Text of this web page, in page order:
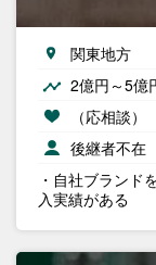
関東地方
2億円～5億
（応相談）
後継者不在
・自社ブランド
入実績がある